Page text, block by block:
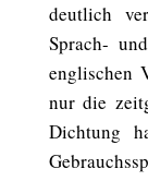
deutlich
Sprach-
englischen
nur die
Dichtung